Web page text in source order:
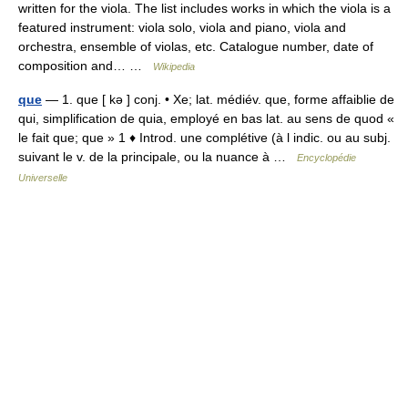
written for the viola. The list includes works in which the viola is a
featured instrument: viola solo, viola and piano, viola and
orchestra, ensemble of violas, etc. Catalogue number, date of
composition and… …
Wikipedia
que — 1. que [ kə ] conj. • Xe; lat. médiév. que, forme affaiblie de
qui, simplification de quia, employé en bas lat. au sens de quod «
le fait que; que » 1 ♦ Introd. une complétive (à l indic. ou au subj.
suivant le v. de la principale, ou la nuance à …
Encyclopédie
Universelle